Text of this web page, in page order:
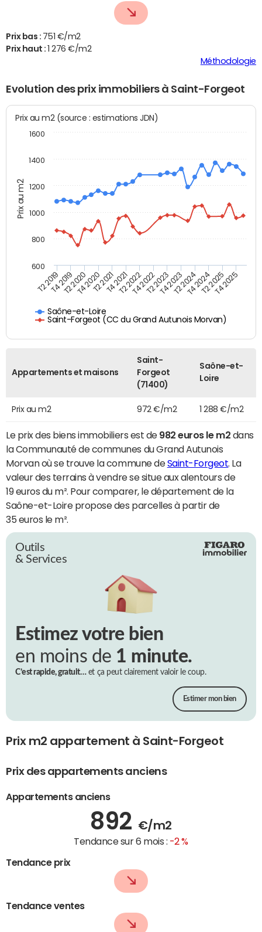
Prix bas : 751 €/m2
Prix haut :
1 276 €/m2
Méthodologie
Evolution des prix immobiliers à Saint-Forgeot
Prix au m2
Prix au m2 (source : estimations JDN)
Saône-et-Loire
Saint-Forgeot (CC du Grand Autunois Morvan)
T2 2019T4 2019T2 2020T4 2020T2 2021T4 2021T2 2022T4 2022T2 2023T4 2023T2 2024T4 2024T2 2025T4 2025
600
800
1000
1200
1400
1600
Appartements et maisons
Saint-
Forgeot
(71400)
Saône-et-
Loire
Prix au m2 972 €/m2 1 288 €/m2
Le prix des biens immobiliers est de 982 euros le m2 dans
la Communauté de communes du Grand Autunois
Morvan où se trouve la commune deSaint-Forgeot . La
valeur des terrains à vendre se situe aux alentours de
19 euros du m². Pour comparer, le département de la
Saône-et-Loire propose des parcelles à partir de
35 euros le m².
Outils
& Services
Estimez votre bien
en moins de 1 minute.
C’est rapide, gratuit…et ça peut clairement valoir le coup.
Estimer mon bien
Prix m2 appartement à Saint-Forgeot
Prix des appartements anciens
Appartements anciens
892 €/m2
Tendance sur 6 mois : -2 %
Tendance prix
Tendance ventes